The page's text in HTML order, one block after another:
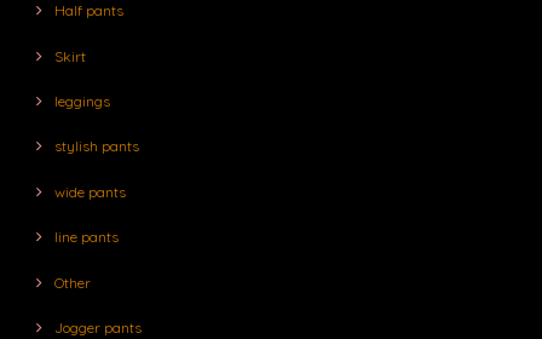
Half pants
Skirt
leggings
stylish pants
wide pants
line pants
Other
Jogger pants